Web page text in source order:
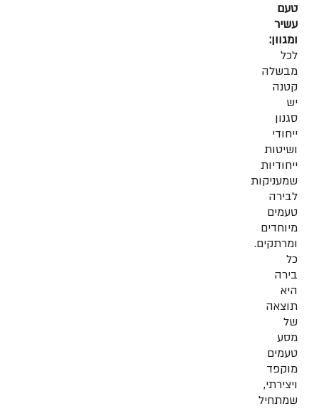
טעם
עשיר
ומגוון:
לכל
מבשלה
קטנה
יש
סגנון
ייחודי
ושיטות
ייחודיות
שמעניקות
לבירה
טעמים
מיוחדים
ומרתקים.
כל
בירה
היא
תוצאה
של
מסע
טעמים
מוקפד
ויצירתי,
שמתחיל